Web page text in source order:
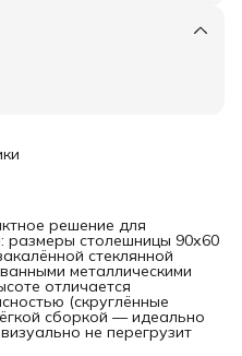
решение для
размеры столешницы 90х60
стеклянной
металлическими
отличается
(скруглённые
сборкой — идеально
не перегрузит